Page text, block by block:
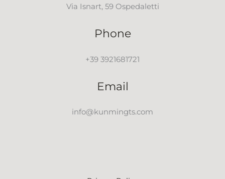
Via Isnart, 59 Ospedaletti
Phone
+39 3921681721
Email
info@kunmingts.com